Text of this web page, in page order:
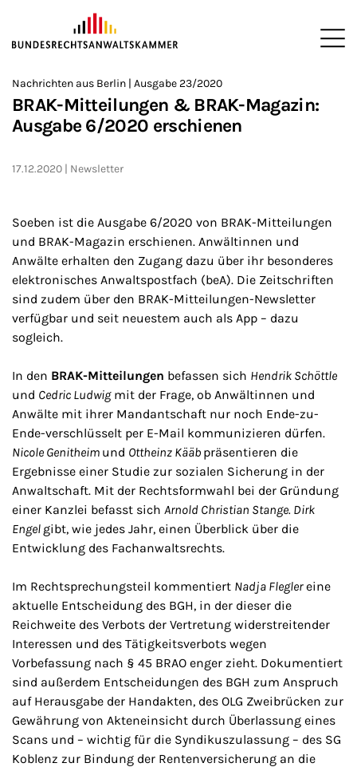
ZUM HAUPTINHALT SPRINGEN
Sie befinden sich hier:
>
Startseite
>
Newsroom
>
Newsletter
>
Nachrichten aus Berlin
Nachrichten aus Berlin | Ausgabe 23/2020
BRAK-Mitteilungen & BRAK-Magazin:
Ausgabe 6/2020 erschienen
17.12.2020 Newsletter
Soeben ist die Ausgabe 6/2020 von BRAK-Mitteilungen
und BRAK-Magazin erschienen. Anwältinnen und
Anwälte erhalten den Zugang dazu über ihr besonderes
elektronisches Anwaltspostfach (beA). Die Zeitschriften
sind zudem über den BRAK-Mitteilungen-Newsletter
verfügbar und seit neuestem auch als App – dazu
sogleich.
In den BRAK-Mitteilungen befassen sich Hendrik Schöttle
und Cedric Ludwigmit der Frage, ob Anwältinnen und
Anwälte mit ihrer Mandantschaft nur noch Ende-zu-
Ende-verschlüsselt per E-Mail kommunizieren dürfen.
Nicole Genitheim und Ottheinz Kääb präsentieren die
Ergebnisse einer Studie zur sozialen Sicherung in der
Anwaltschaft. Mit der Rechtsformwahl bei der Gründung
einer Kanzlei befasst sich Arnold Christian Stange. Dirk
Engel gibt, wie jedes Jahr, einen Überblick über die
Entwicklung des Fachanwaltsrechts.
Im Rechtsprechungsteil kommentiert Nadja Fleglereine
aktuelle Entscheidung des BGH, in der dieser die
Reichweite des Verbots der Vertretung widerstreitender
Interessen und des Tätigkeitsverbots wegen
Vorbefassung nach § 45 BRAO enger zieht. Dokumentiert
sind außerdem Entscheidungen des BGH zum Anspruch
auf Herausgabe der Handakten, des OLG Zweibrücken zur
Gewährung von Akteneinsicht durch Überlassung eines
Scans und – wichtig für die Syndikuszulassung – des SG
Koblenz zur Bindung der Rentenversicherung an die